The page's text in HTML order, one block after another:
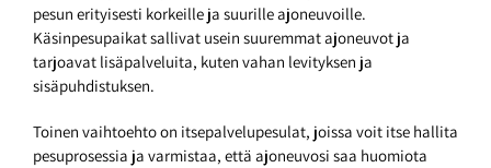
pesun erityisesti korkeille ja suurille ajoneuvoille.
Käsinpesupaikat sallivat usein suuremmat ajoneuvot ja
tarjoavat lisäpalveluita, kuten vahan levityksen ja
sisäpuhdistuksen.
Toinen vaihtoehto on itsepalvelupesulat, joissa voit itse hallita
pesuprosessia ja varmistaa, että ajoneuvosi saa huomiota